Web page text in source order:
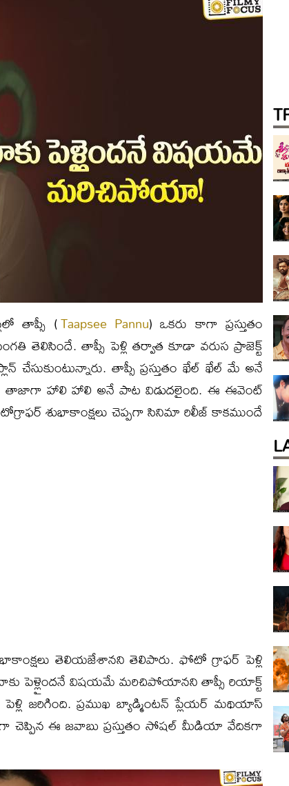
తాప్సీ (Taapsee Pannu) ఒకరు కాగా ప్రస్తుతం
తెలిసిందే. తాప్సీ పెళ్లి తర్వాత కూడా వరుస ప్రాజెక్ట్
చేసుకుంటున్నారు. తాప్సీ ప్రస్తుతం ఖేల్ ఖేల్ మే అనే
తాజాగా హాలి హాలి అనే పాట విడుదలైంది. ఈ ఈవెంట్
శుభాకాంక్షలు చెప్పగా సినిమా రిలీజ్ కాకముందే
తెలియజేశానని తెలిపారు. ఫోటో గ్రాఫర్ పెళ్లి
పెళ్లైందనే విషయమే మరిచిపోయానని తాప్సీ రియాక్ట్
జరిగింది. ప్రముఖ బ్యాడ్మింటన్ ప్లేయర్ మథియాస్
చెప్పిన ఈ జవాబు ప్రస్తుతం సోషల్ మీడియా వేదికగా